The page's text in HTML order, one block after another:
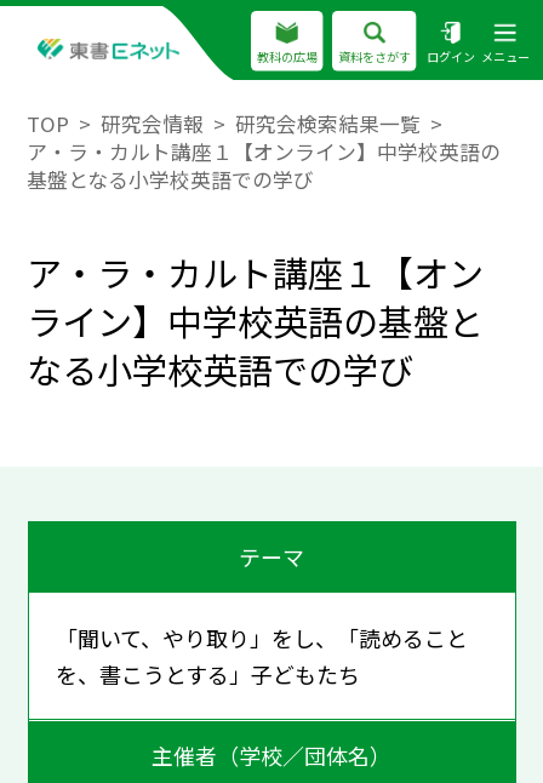
教科の広場 資料をさがす ログイン メニュー
TOP 研究会情報
研究会検索結果一覧
ア・ラ・カルト講座１【オンライン】中学校英語の
基盤となる小学校英語での学び
ア・ラ・カルト講座１【オン
ライン】中学校英語の基盤と
なる小学校英語での学び
テーマ
「聞いて、やり取り」をし、「読めること
を、書こうとする」子どもたち
主催者（学校／団体名）